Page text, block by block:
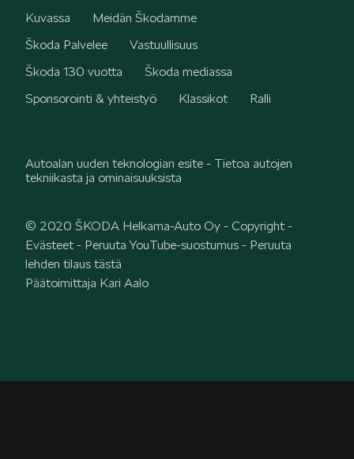
Kuvassa
Meidän Škodamme
Škoda Palvelee
Vastuullisuus
Škoda 130 vuotta
Škoda mediassa
Sponsorointi & yhteistyö
Klassikot Ralli
Autoalan uuden teknologian esite - Tietoa autojen
tekniikasta ja ominaisuuksista
© 2020 ŠKODA Helkama-Auto Oy - Copyright-
Evästeet- Peruuta YouTube-suostumus - Peruuta
lehden tilaus tästä
Päätoimittaja Kari Aalo